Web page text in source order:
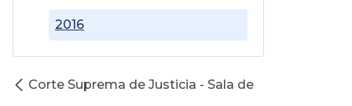
2016
Corte Suprema de Justicia - Sala de